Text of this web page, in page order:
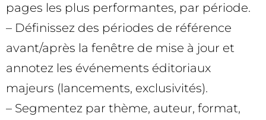
pages les plus performantes, par période.
– Définissez des périodes de référence
avant/après la fenêtre de mise à jour et
annotez les événements éditoriaux
majeurs (lancements, exclusivités).
– Segmentez par thème, auteur, format,